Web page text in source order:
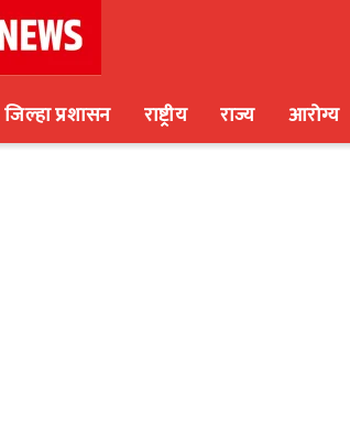
जिल्हा प्रशासन राष्ट्रीय राज्य आरोग्य